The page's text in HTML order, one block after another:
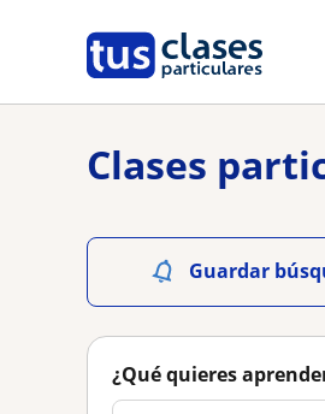
Clases
Guardar
¿Qué quieres